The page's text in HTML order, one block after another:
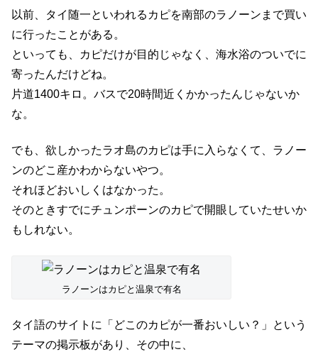
以前、タイ随一といわれるカピを南部のラノーンまで買い
に行ったことがある。
といっても、カピだけが目的じゃなく、海水浴のついでに
寄ったんだけどね。
片道1400キロ。バスで20時間近くかかったんじゃないか
な。
でも、欲しかったラオ島のカピは手に入らなくて、ラノー
ンのどこ産かわからないやつ。
それほどおいしくはなかった。
そのときすでにチュンポーンのカピで開眼していたせいか
もしれない。
ラノーンはカピと温泉で有名
タイ語のサイトに「どこのカピが一番おいしい？」という
テーマの掲示板があり、その中に、